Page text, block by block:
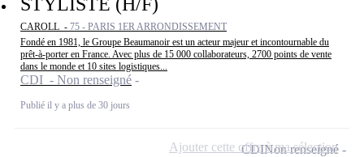
CAROLL - 75 - PARIS 1ER ARRONDISSEMENT
Fondé en 1981, le Groupe Beaumanoir est un acteur majeur et incontournable du
prêt-à-porter en France. Avec plus de 15 000 collaborateurs, 2700 points de vente
dans le monde et 10 sites logistiques...
CDI - Non renseigné
Publié il y a plus de 30 jours
CDINon renseigné
Ajouter cette offre à ma sélection